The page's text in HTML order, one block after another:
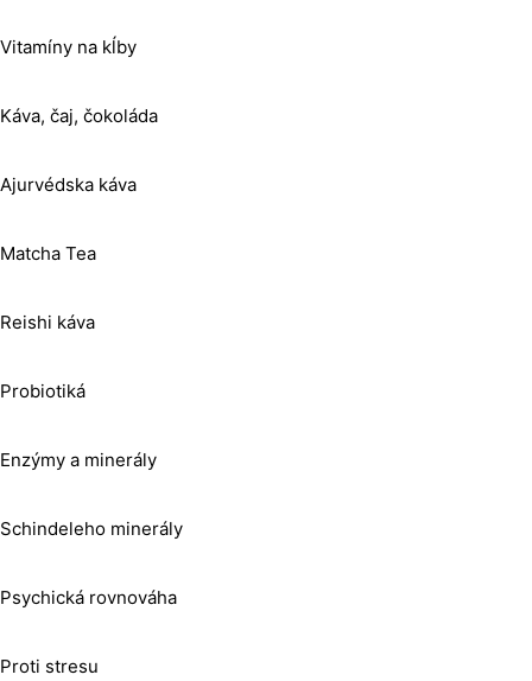
Vitamíny na kĺby
Káva, čaj, čokoláda
Ajurvédska káva
Matcha Tea
Reishi káva
Probiotiká
Enzýmy a minerály
Schindeleho minerály
Psychická rovnováha
Proti stresu